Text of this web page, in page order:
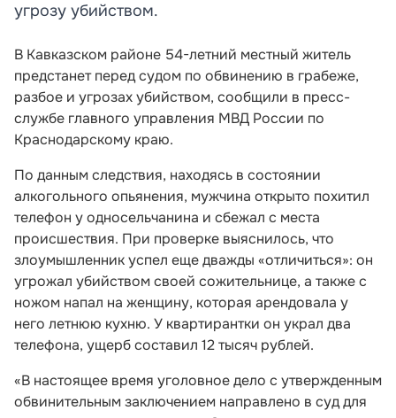
угрозу убийством.
В Кавказском районе 54-летний местный житель
предстанет перед судом по обвинению в грабеже,
разбое и угрозах убийством, сообщили в пресс-
службе главного управления МВД России по
Краснодарскому краю.
По данным следствия, находясь в состоянии
алкогольного опьянения, мужчина открыто похитил
телефон у односельчанина и сбежал с места
происшествия. При проверке выяснилось, что
злоумышленник успел еще дважды «отличиться»: он
угрожал убийством своей сожительнице, а также с
ножом напал на женщину, которая арендовала у
него летнюю кухню. У квартирантки он украл два
телефона, ущерб составил 12 тысяч рублей.
«В настоящее время уголовное дело с утвержденным
обвинительным заключением направлено в суд для